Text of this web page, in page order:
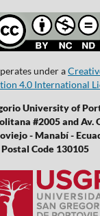
under a
4.0 International
University of
#2005 and Av.
- Manabí -
Postal Code 130105